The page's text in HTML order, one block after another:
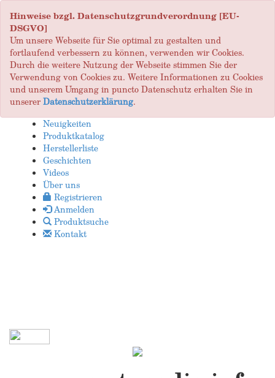
Hinweise bzgl. Datenschutzgrundverordnung [EU-
DSGVO]
Um unsere Webseite für Sie optimal zu gestalten und
fortlaufend verbessern zu können, verwenden wir Cookies.
Durch die weitere Nutzung der Webseite stimmen Sie der
Verwendung von Cookies zu. Weitere Informationen zu Cookies
und unserem Umgang in puncto Datenschutz erhalten Sie in
unsererDatenschutzerklärung.
Neuigkeiten
Produktkatalog
Herstellerliste
Geschichten
Videos
Über uns
Registrieren
Anmelden
Produktsuche
Kontakt